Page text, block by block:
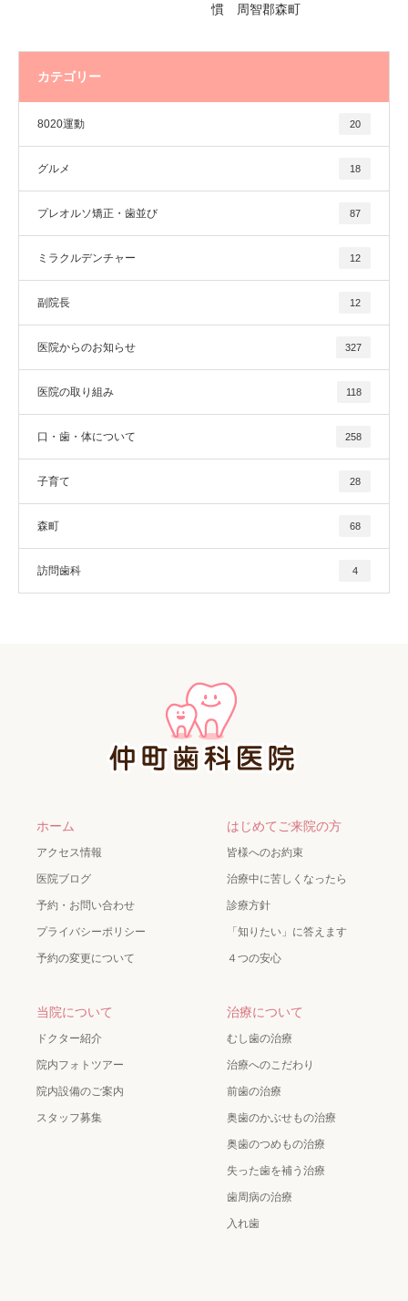
慣 周智郡森町
カテゴリー
8020運動 20
グルメ 18
プレオルソ矯正・歯並び 87
ミラクルデンチャー 12
副院長 12
医院からのお知らせ 327
医院の取り組み 118
口・歯・体について 258
子育て 28
森町 68
訪問歯科 4
ホーム
アクセス情報
医院ブログ
予約・お問い合わせ
プライバシーポリシー
予約の変更について
はじめてご来院の方
皆様へのお約束
治療中に苦しくなったら
診療方針
「知りたい」に答えます
４つの安心
当院について
ドクター紹介
院内フォトツアー
院内設備のご案内
スタッフ募集
治療について
むし歯の治療
治療へのこだわり
前歯の治療
奥歯のかぶせもの治療
奥歯のつめもの治療
失った歯を補う治療
歯周病の治療
入れ歯